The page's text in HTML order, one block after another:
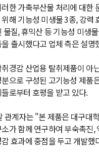
한 가축부산물 처리에 대한
해 기능성 미생물 3종, 강력
물질, 휴믹산 등 기능성 미생
출시했다고 업체 측은 설명
경감 산업용 탈취제품이 아
으로 구성된 고기능성 제품
로부터 호평을 받고 있다.
관계자는 "본 제품은 대구대
가 함께 연구하여 부숙촉진,
효과에 중점을 두고 개발했